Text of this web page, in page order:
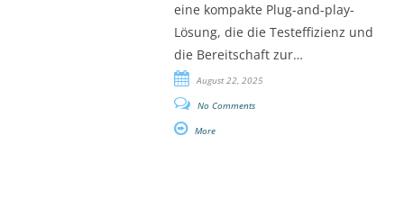
eine kompakte Plug-and-play-
Lösung, die die Testeffizienz und
die Bereitschaft zur…
August 22, 2025
No Comments
More